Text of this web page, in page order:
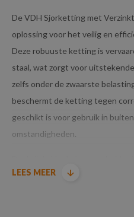
De VDH Sjorketting met
oplossing voor het veilig en
Deze robuuste ketting is
staal, wat zorgt voor
zelfs onder de zwaarste
beschermt de ketting tegen
geschikt is voor gebruik in
omstandigheden.
voorzien van een stevige
LEES MEER